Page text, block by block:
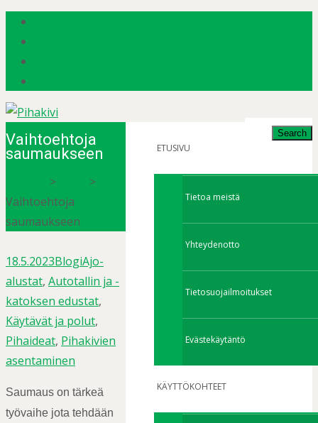
ETUSIVU
Tietoa meistä
Yhteydenotto
Tietosuojailmoitukset
Evästekäytäntö
KÄYTTÖKOHTEET
Search
Vaihtoehtoja
saumaukseen
>
>
Vaihtoehtoja
saumaukseen
18.5.2023BlogiAjo-
alustat, Autotallin ja -
katoksen edustat,
Käytävät ja polut,
Pihaideat, Pihakivien
asentaminen
Saumaus on tärkeä
työvaihe jota tehdään